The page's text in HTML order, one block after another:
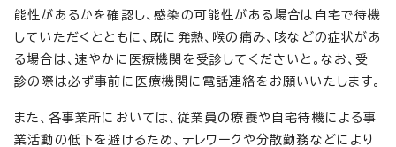
能性があるかを確認し、感染の可能性がある場合は自宅で待機
していただくとともに、既に発熱、喉の痛み、咳などの症状があ
る場合は、速やかに医療機関を受診してくださいと。なお、受
診の際は必ず事前に医療機関に電話連絡をお願いいたします。
また、各事業所においては、従業員の療養や自宅待機による事
業活動の低下を避けるため、テレワークや分散勤務などにより